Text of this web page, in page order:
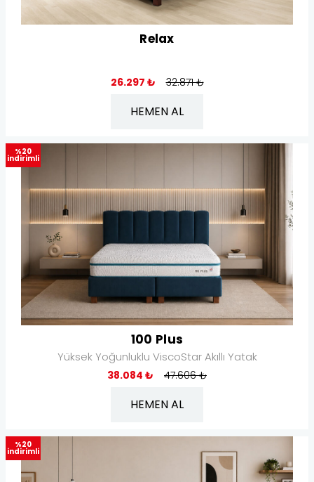
Relax
26.297 ₺
32.871 ₺
HEMEN AL
%20
indirimli
100 Plus
Yüksek Yoğunluklu ViscoStar Akıllı Yatak
38.084 ₺ 47.606 ₺
HEMEN AL
%20
indirimli